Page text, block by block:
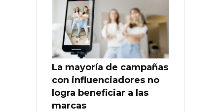
La mayoría de campañas
con influenciadores no
logra beneficiar a las
marcas